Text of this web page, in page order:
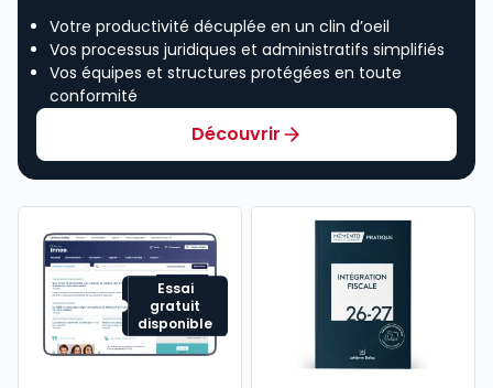
Votre productivité décuplée en un clin d’oeil
Vos processus juridiques et administratifs simplifiés
Vos équipes et structures protégées en toute
conformité
Découvrir
Essai
gratuit
disponible